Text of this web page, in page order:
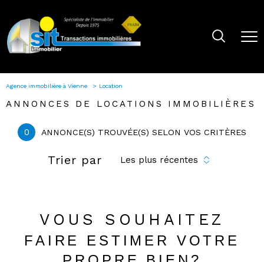
Agence immobilière à Vienne Location
ANNONCES DE LOCATIONS IMMOBILIÈRES
0 ANNONCE(S) TROUVÉE(S) SELON VOS CRITÈRES
Trier par Les plus récentes
VOUS SOUHAITEZ
FAIRE ESTIMER VOTRE